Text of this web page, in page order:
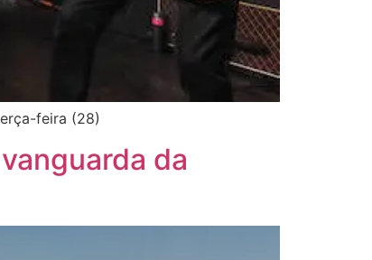
feira (28)
da